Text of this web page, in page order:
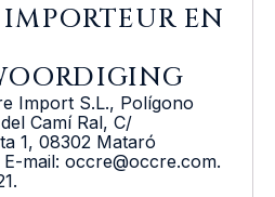
EN
Import S.L., Polígono
Camí Ral, C/
1, 08302 Mataró
mail: occre@occre.com.